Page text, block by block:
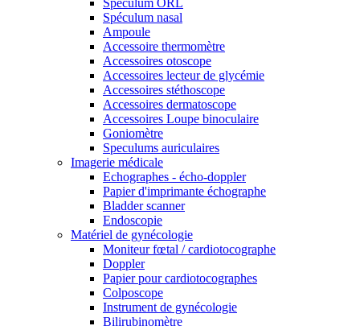
Spéculum ORL
Spéculum nasal
Ampoule
Accessoire thermomètre
Accessoires otoscope
Accessoires lecteur de glycémie
Accessoires stéthoscope
Accessoires dermatoscope
Accessoires Loupe binoculaire
Goniomètre
Speculums auriculaires
Imagerie médicale
Echographes - écho-doppler
Papier d'imprimante échographe
Bladder scanner
Endoscopie
Matériel de gynécologie
Moniteur fœtal / cardiotocographe
Doppler
Papier pour cardiotocographes
Colposcope
Instrument de gynécologie
Bilirubinomètre